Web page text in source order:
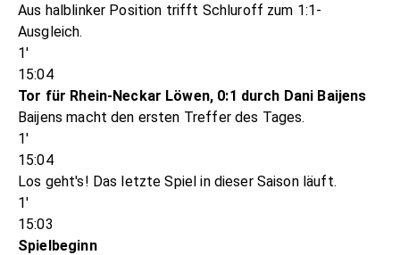
Aus halblinker Position trifft Schluroff zum 1:1-
Ausgleich.
1'
15:04
Tor für Rhein-Neckar Löwen, 0:1 durch Dani Baijens
Baijens macht den ersten Treffer des Tages.
1'
15:04
Los geht's! Das letzte Spiel in dieser Saison läuft.
1'
15:03
Spielbeginn